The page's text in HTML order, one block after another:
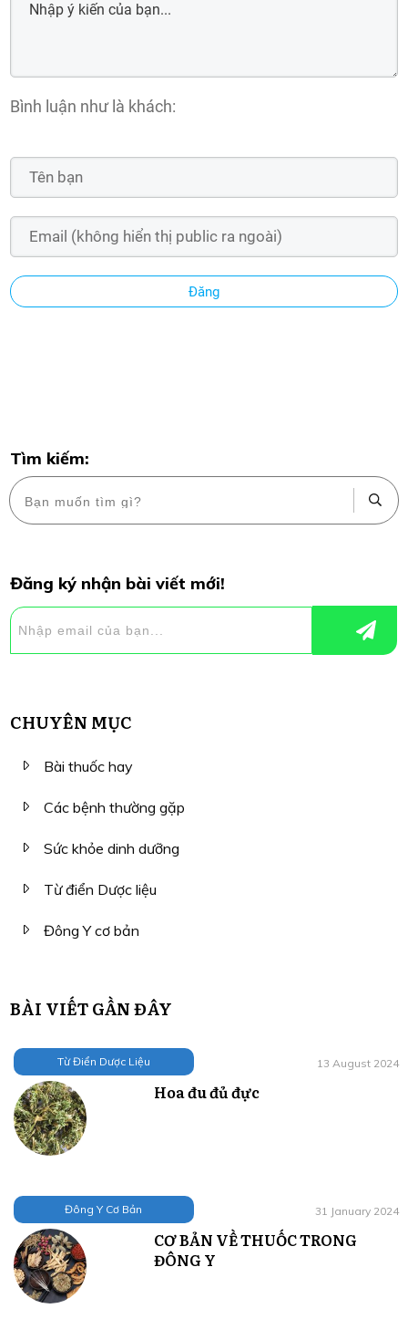
Bình luận như là khách:
Đăng
Tìm kiếm:
Đăng ký nhận bài viết mới!
CHUYÊN MỤC
Bài thuốc hay
Các bệnh thường gặp
Sức khỏe dinh dưỡng
Từ điển Dược liệu
Đông Y cơ bản
BÀI VIẾT GẦN ĐÂY
Từ Điển Dược Liệu 13 August 2024
Hoa đu đủ đực
Đông Y Cơ Bản 31 January 2024
CƠ BẢN VỀ THUỐC TRONG
ĐÔNG Y